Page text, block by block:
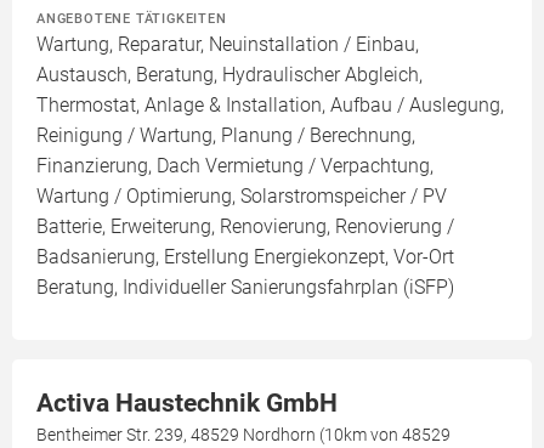
ANGEBOTENE TÄTIGKEITEN
Wartung, Reparatur, Neuinstallation / Einbau,
Austausch, Beratung, Hydraulischer Abgleich,
Thermostat, Anlage & Installation, Aufbau / Auslegung,
Reinigung / Wartung, Planung / Berechnung,
Finanzierung, Dach Vermietung / Verpachtung,
Wartung / Optimierung, Solarstromspeicher / PV
Batterie, Erweiterung, Renovierung, Renovierung /
Badsanierung, Erstellung Energiekonzept, Vor-Ort
Beratung, Individueller Sanierungsfahrplan (iSFP)
Activa Haustechnik GmbH
Bentheimer Str. 239, 48529 Nordhorn (10km von 48529